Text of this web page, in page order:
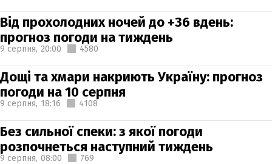
Від прохолодних ночей до +36 вдень:
прогноз погоди на тиждень
9 серпня, 20:00 4580
Дощі та хмари накриють Україну: прогноз
погоди на 10 серпня
9 серпня, 18:16 4108
Без сильної спеки: з якої погоди
розпочнеться наступний тиждень
9 серпня, 08:00 769